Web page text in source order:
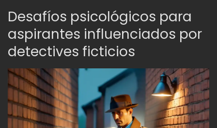
Desafíos psicológicos para
aspirantes influenciados por
detectives ficticios